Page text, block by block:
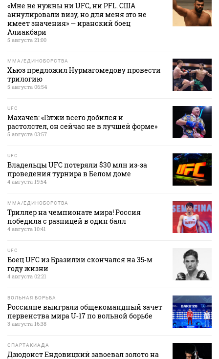
«Мне не нужны ни UFC, ни PFL. США
аннулировали визу, но для меня это не
имеет значения» — иранский боец
Алиакбари
5 августа 21:00
MMA/ЕДИНОБОРСТВА
Хьюз предложил Нурмагомедову провести
трилогию
5 августа 06:54
UFC
Махачев: «Гэтжи всего добился и
растолстел, он сейчас не в лучшей форме»
5 августа 03:57
UFC
Владельцы UFC потеряли $30 млн из‑за
проведения турнира в Белом доме
4 августа 19:54
MMA/ЕДИНОБОРСТВА
Триллер на чемпионате мира! Россия
победила с разницей в один балл
4 августа 10:41
UFC
Боец UFC из Бразилии скончался на 35‑м
году жизни
4 августа 02:21
ВОЛЬНАЯ БОРЬБА
Россияне выиграли общекомандный зачет
первенства мира U‑17 по вольной борьбе
3 августа 16:38
СПАРТАКИАДА
Дзюдоист Ендовицкий завоевал золото на